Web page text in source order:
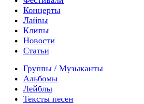
Концерты
Лайвы
Клипы
Новости
Статьи
Группы / Музыканты
Альбомы
Лейблы
Тексты песен